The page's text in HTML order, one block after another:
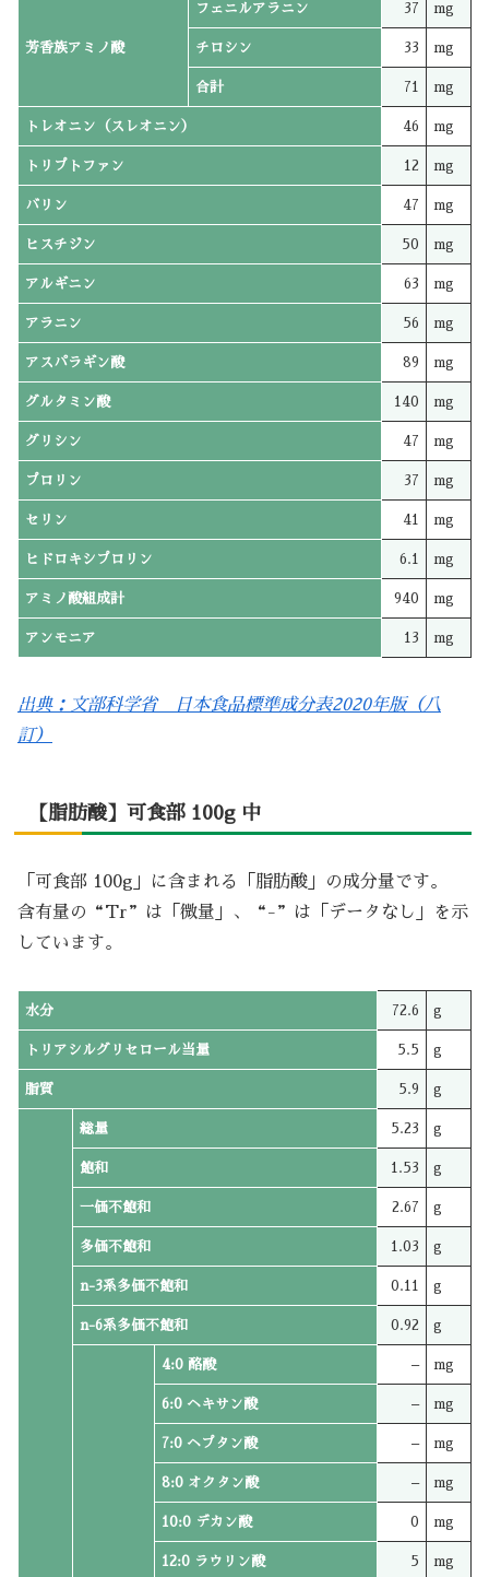
芳香族アミノ酸
フェニルアラニン 37 mg
チロシン 33 mg
合計 71 mg
トレオニン（スレオニン） 46 mg
トリプトファン 12 mg
バリン 47 mg
ヒスチジン 50 mg
アルギニン 63 mg
アラニン 56 mg
アスパラギン酸 89 mg
グルタミン酸 140 mg
グリシン 47 mg
プロリン 37 mg
セリン 41 mg
ヒドロキシプロリン 6.1 mg
アミノ酸組成計 940 mg
アンモニア 13 mg
出典：文部科学省 日本食品標準成分表2020年版（八
訂）
【脂肪酸】可食部 100g 中
「可食部 100g」に含まれる「脂肪酸」の成分量です。
含有量の“Tr”は「微量」、“-”は「データなし」を示
しています。
水分 72.6 g
トリアシルグリセロール当量 5.5 g
脂質 5.9 g
総量 5.23 g
飽和 1.53 g
一価不飽和 2.67 g
多価不飽和 1.03 g
n-3系多価不飽和 0.11 g
n-6系多価不飽和 0.92 g
4:0 酪酸 – mg
6:0 ヘキサン酸 – mg
7:0 ヘプタン酸 – mg
8:0 オクタン酸 – mg
10:0 デカン酸 0 mg
12:0 ラウリン酸 5 mg